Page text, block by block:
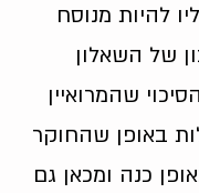
להיות מנוסח
של השאלון
שהמרואיין
באופן שהחוקר
כנה ומכאן גם